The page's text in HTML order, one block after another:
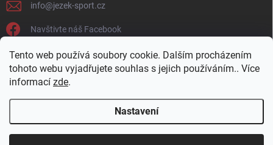
Tento web používá soubory cookie. Dalším procházením
tohoto webu vyjadřujete souhlas s jejich používáním.. Více
informací zde.
Nastavení
info@jezek-sport.cz
Navštivte náš Facebook
jezek_sport_np/
Copyright 2026Ježek sport s.r.o.. Všechna práva vyhrazena.Upravit